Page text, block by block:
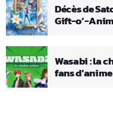
Décès de
Gift-o’-
Wasabi : la
fans